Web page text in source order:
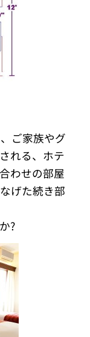
ご家族やグ
れる、ホテ
わせの部屋
げた続き部
?